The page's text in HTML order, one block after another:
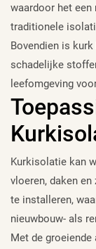
waardoor het
traditionele
Bovendien is
schadelijke
leefomgeving
Kurkisolatie kan
vloeren, daken
te installeren,
nieuwbouw- als
Met de groeiende